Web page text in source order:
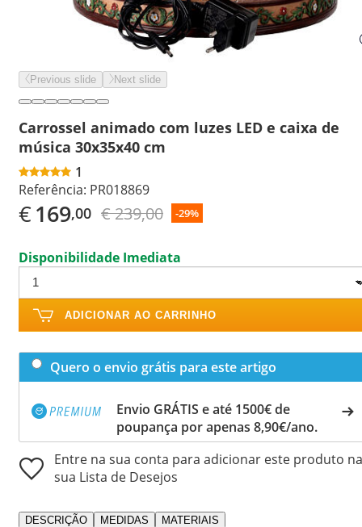
Previous slide Next slide
Carrossel animado com luzes LED e caixa de
música 30x35x40 cm
1
Referência: PR018869
€169,00 € 239,00 -29%
Disponibilidade Imediata
ADICIONAR AO CARRINHO
Quero o envio grátis para este artigo
Envio GRÁTIS e até 1500€ de
poupança por apenas 8,90€/ano.
Entre na sua conta para adicionar este produto na
sua Lista de Desejos
DESCRIÇÃO MEDIDAS MATERIAIS